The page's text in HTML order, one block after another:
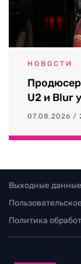
НОВОСТИ
U2 и Blur
07.08.2026 /
Выходные
Политика